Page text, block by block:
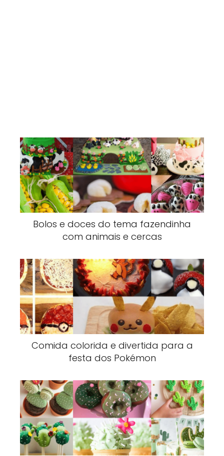
Bolos e doces do tema fazendinha
com animais e cercas
Comida colorida e divertida para a
festa dos Pokémon